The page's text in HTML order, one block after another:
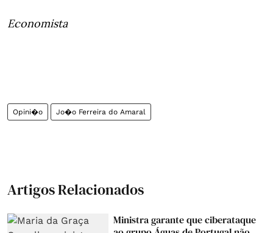
Economista
Opini�o Jo�o Ferreira do Amaral
Artigos Relacionados
Ministra garante que ciberataque